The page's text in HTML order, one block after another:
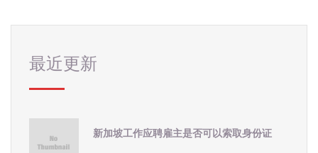
最近更新
新加坡工作应聘雇主是否可以索取身份证